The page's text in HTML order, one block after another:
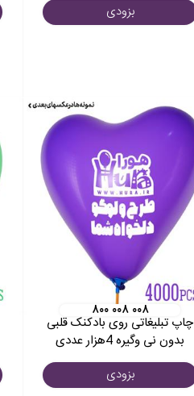
بزودی
۸۰۰ ۰۰۸ ۰۰۸
چاپ تبلیغاتی روی بادکنک قلبی
بدون نی وگیره 4هزار عددی
بزودی